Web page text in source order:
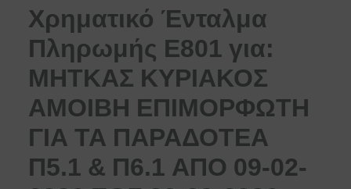
Χρηματικό Ένταλμα
Πληρωμής Ε801 για:
ΜΗΤΚΑΣ ΚΥΡΙΑΚΟΣ
ΑΜΟΙΒΗ ΕΠΙΜΟΡΦΩΤΗ
ΓΙΑ ΤΑ ΠΑΡΑΔΟΤΕΑ
Π5.1 & Π6.1 ΑΠΟ 09-02-